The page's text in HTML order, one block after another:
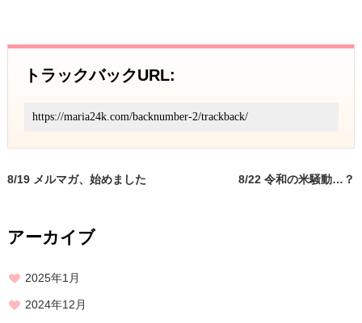
トラックバックURL:
8/19 メルマガ、始めました 8/22 令和の米騒動…？
アーカイブ
2025年1月
2024年12月